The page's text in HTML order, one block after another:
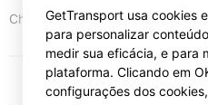
Chipre:
57
EUR
GetTransport usa cookies
para personalizar
medir sua eficácia, e para
plataforma. Clicando em
configurações dos